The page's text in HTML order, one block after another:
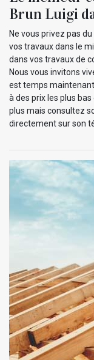
Brun Luigi
Ne vous privez pas
vos travaux dans le
dans vos travaux de
Nous vous invitons
est temps maintenant
à des prix les plus
plus mais consultez
directement sur son